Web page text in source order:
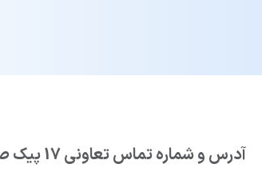
آدرس و شماره تماس تعاونی 17 پیک صبا گلپایگان